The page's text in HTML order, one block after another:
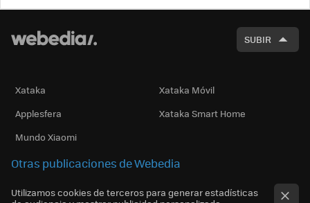
SUBIR
Xataka
Xataka Móvil
Applesfera
Xataka Smart Home
Mundo Xiaomi
Otras publicaciones de Webedia
Utilizamos cookies de terceros para generar estadísticas